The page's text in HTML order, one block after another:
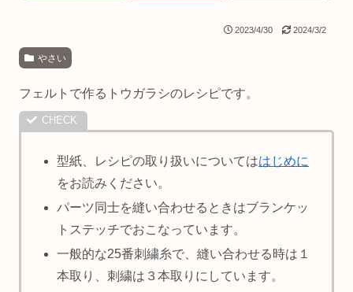
2023/4/30 2024/3/2
やさい
フェルトで作るトウガラシのレシピです。
型紙、レシピの取り扱いについてははじめに
をお読みください。
パーツ同士を縫い合わせるときはブランケッ
トステッチでおこなっています。
一般的な25番刺繍糸で、縫い合わせる時は１
本取り、刺繍は３本取りにしています。